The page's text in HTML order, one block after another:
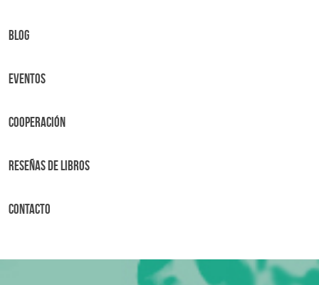
BLOG
Eventos
Cooperación
Reseñas de libros
Contacto